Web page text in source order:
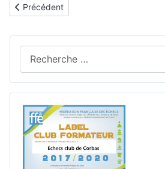
Article précédent : 18 au 20/10 2025
Précédent